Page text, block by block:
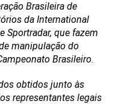
Brasileira de
da International
Sportradar, que fazem
manipulação do
Brasileiro.
obtidos junto às
representantes legais